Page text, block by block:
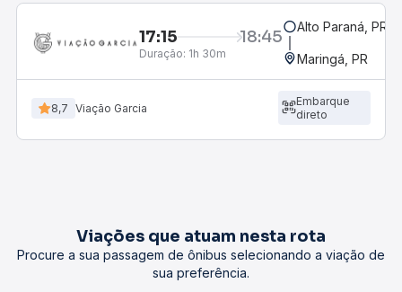
17:15 18:45
Duração: 1h 30m
Alto Paraná, PR
Maringá, PR
8,7 Viação Garcia
Embarque
direto
Viações que atuam nesta rota
Procure a sua passagem de ônibus selecionando a viação de
sua preferência.